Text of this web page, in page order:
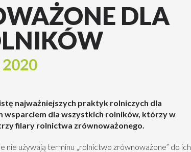
DLA
najważniejszych praktyk rolniczych dla
wsparciem dla wszystkich rolników, którzy w
filary rolnictwa zrównoważonego.
nie używają terminu „rolnictwo zrównoważone” do ich